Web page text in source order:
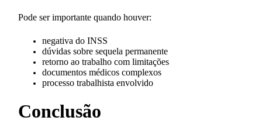
Pode ser importante quando houver:
negativa do INSS
dúvidas sobre sequela permanente
retorno ao trabalho com limitações
documentos médicos complexos
processo trabalhista envolvido
Conclusão